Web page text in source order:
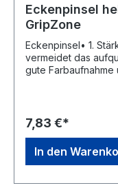
Eckenpinsel
GripZone
Eckenpinsel• 1. Stärke • Stabilisierte, helle
vermeidet das
gute Farbaufnahme und
Republik 6, 42107
info@storch.de
7,83 €*
In den